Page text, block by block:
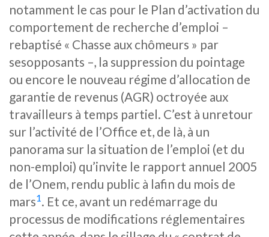
notamment le cas pour le Plan d’activation du
comportement de recherche d’emploi –
rebaptisé « Chasse aux chômeurs » par
sesopposants –, la suppression du pointage
ou encore le nouveau régime d’allocation de
garantie de revenus (AGR) octroyée aux
travailleurs à temps partiel. C’est à unretour
sur l’activité de l’Office et, de là, à un
panorama sur la situation de l’emploi (et du
non-emploi) qu’invite le rapport annuel 2005
de l’Onem, rendu public à lafin du mois de
mars1. Et ce, avant un redémarrage du
processus de modifications réglementaires